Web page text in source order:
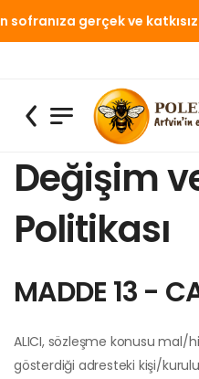
gerçek ve katkısız
Değişim
Politikası
MADDE 13 -
ALICI, sözleşme konusu mal/
gösterdiği adresteki kişi/